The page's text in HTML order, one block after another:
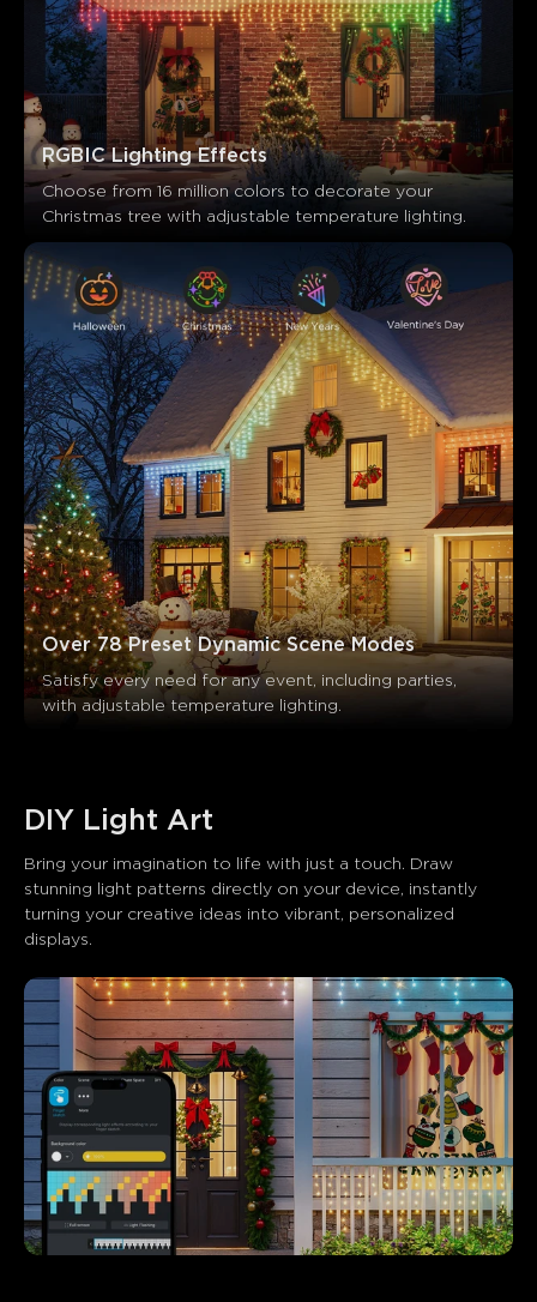
RGBIC Lighting Effects
Choose from 16 million colors to decorate your
Christmas tree with adjustable temperature lighting.
Over 78 Preset Dynamic Scene Modes
Satisfy every need for any event, including parties,
with adjustable temperature lighting.
DIY Light Art
Bring your imagination to life with just a touch. Draw
stunning light patterns directly on your device, instantly
turning your creative ideas into vibrant, personalized
displays.
Lo que dicen los clientes
Color quality App control Customization
0
Los clientes mencionan
0
Positivo
0
Negativo
Resumen ：
Generado por IA a partir del texto de las reseñas de los
clientes